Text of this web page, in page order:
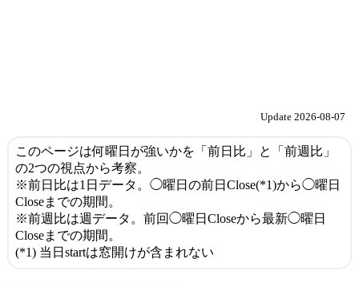
Update 2026-08-07
このページは何曜日が強いかを「前日比」と「前週比」
の2つの視点から考察。
※前日比は1日データ。◯曜日の前日Close(*1)から◯曜日
Closeまでの期間。
※前週比は週データ。前回◯曜日Closeから最新◯曜日
Closeまでの期間。
(*1) 当日startは窓開けが含まれない